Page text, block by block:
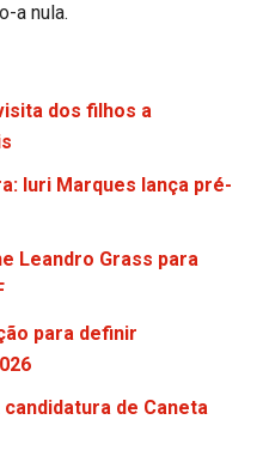
a nula.
dos filhos a
Iuri Marques lança pré-
Leandro Grass para
para definir
de Caneta